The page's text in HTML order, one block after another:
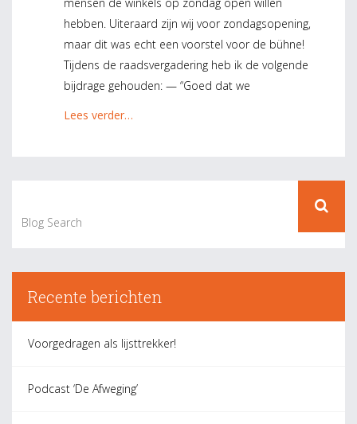
hebben. Uiteraard zijn wij voor zondagsopening,
maar dit was echt een voorstel voor de bühne!
Tijdens de raadsvergadering heb ik de volgende
bijdrage gehouden: — “Goed dat we
Lees verder…
Recente berichten
Voorgedragen als lijsttrekker!
Podcast ‘De Afweging’